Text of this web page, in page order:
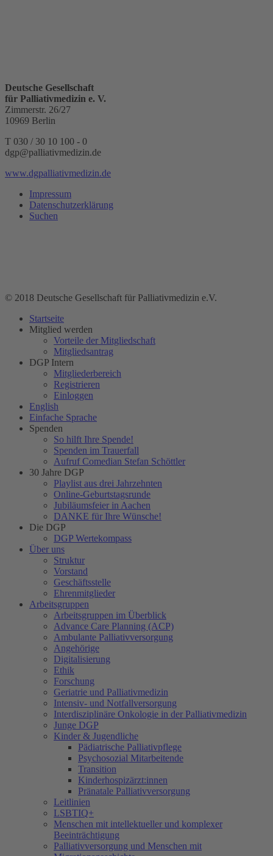
Deutsche Gesellschaft
für Palliativmedizin e. V.
Zimmerstr. 26/27
10969 Berlin
T 030 / 30 10 100 - 0
dgp@palliativmedizin.de
www.dgpalliativmedizin.de
Impressum
Datenschutzerklärung
Suchen
© 2018 Deutsche Gesellschaft für Palliativmedizin e.V.
Startseite
Mitglied werden
Vorteile der Mitgliedschaft
Mitgliedsantrag
DGP Intern
Mitgliederbereich
Registrieren
Einloggen
English
Einfache Sprache
Spenden
So hilft Ihre Spende!
Spenden im Trauerfall
Aufruf Comedian Stefan Schöttler
30 Jahre DGP
Playlist aus drei Jahrzehnten
Online-Geburtstagsrunde
Jubiläumsfeier in Aachen
DANKE für Ihre Wünsche!
Die DGP
DGP Wertekompass
Über uns
Struktur
Vorstand
Geschäftsstelle
Ehrenmitglieder
Arbeitsgruppen
Arbeitsgruppen im Überblick
Advance Care Planning (ACP)
Ambulante Palliativversorgung
Angehörige
Digitalisierung
Ethik
Forschung
Geriatrie und Palliativmedizin
Intensiv- und Notfallversorgung
Interdisziplinäre Onkologie in der Palliativmedizin
Junge DGP
Kinder & Jugendliche
Pädiatrische Palliativpflege
Psychosozial Mitarbeitende
Transition
Kinderhospizärzt:innen
Pränatale Palliativversorgung
Leitlinien
LSBTIQ+
Menschen mit intellektueller und komplexer
Beeinträchtigung
Palliativversorgung und Menschen mit